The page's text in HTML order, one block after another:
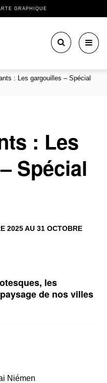
GRAPHIQUE
: Les gargouilles – Spécial
: Les
Spécial
2025 AU 31 OCTOBRE
les
de nos villes
Niémen